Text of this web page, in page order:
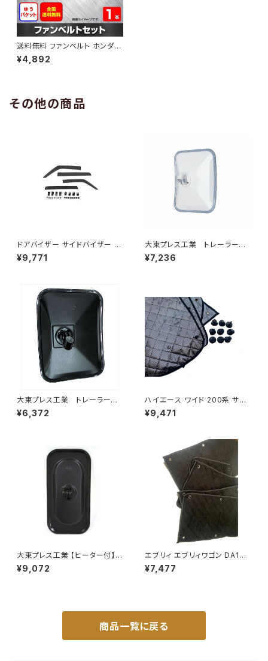
送料無料 ファンベルト ホンダ
エリシオン 型式RR2 H16.05～
H25.10 （国内トップメーカー） 1
¥4,892
その他の商品
ドアバイザー サイドバイザー タ
ンク 900系 ルーミー 900系 M
900A M910A サイドドア 金具
¥9,771
大東プレス工業 トレーラーミ
ラー UD L013 NS角型
左 DI-58
¥7,236
大東プレス工業 トレーラーミ
ラー 黒 UD L013 NS
角型 左 DI-58B
¥6,372
ハイエース ワイド 200系 サン
シェード キャンピング 4層構造
車中泊 遮光 断熱 暑さ対策 盗
¥9,471
大東プレス工業 【ヒーター付】サ
イドミラー/バックミラーJ08 DI
-7BZ
¥9,072
エブリィ エブリィワゴン DA17V
DA17W サンシェード エブリー
マルチサンシェード 車種専用 8
¥7,477
商品一覧に戻る